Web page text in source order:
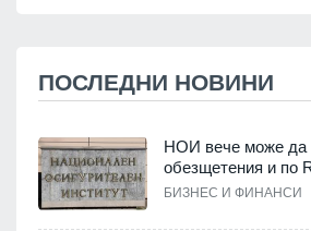
ПОСЛЕДНИ НОВИНИ
НОИ вече може да
обезщетения и по
БИЗНЕС И ФИНАНСИ